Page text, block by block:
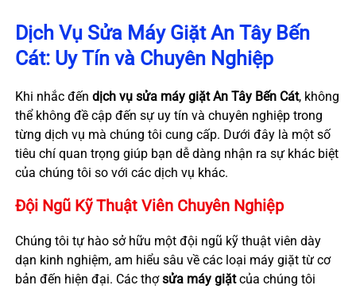
Dịch Vụ Sửa Máy Giặt An Tây Bến
Cát: Uy Tín và Chuyên Nghiệp
Khi nhắc đến dịch vụ sửa máy giặt An Tây Bến Cát, không
thể không đề cập đến sự uy tín và chuyên nghiệp trong
từng dịch vụ mà chúng tôi cung cấp. Dưới đây là một số
tiêu chí quan trọng giúp bạn dễ dàng nhận ra sự khác biệt
của chúng tôi so với các dịch vụ khác.
Đội Ngũ Kỹ Thuật Viên Chuyên Nghiệp
Chúng tôi tự hào sở hữu một đội ngũ kỹ thuật viên dày
dạn kinh nghiệm, am hiểu sâu về các loại máy giặt từ cơ
bản đến hiện đại. Các thợsửa máy giặtcủa chúng tôi